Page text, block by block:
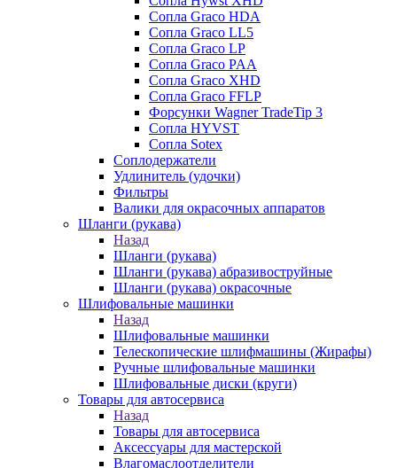
Сопла Graco HDA
Сопла Graco LL5
Сопла Graco LP
Сопла Graco PAA
Сопла Graco XHD
Сопла Graco FFLP
Форсунки Wagner TradeTip 3
Сопла HYVST
Сопла Sotex
Соплодержатели
Удлинитель (удочки)
Фильтры
Валики для окрасочных аппаратов
Шланги (рукава)
Назад
Шланги (рукава)
Шланги (рукава) абразивоструйные
Шланги (рукава) окрасочные
Шлифовальные машинки
Назад
Шлифовальные машинки
Телескопические шлифмашины (Жирафы)
Ручные шлифовальные машинки
Шлифовальные диски (круги)
Товары для автосервиса
Назад
Товары для автосервиса
Аксессуары для мастерской
Влагомаслоотделители